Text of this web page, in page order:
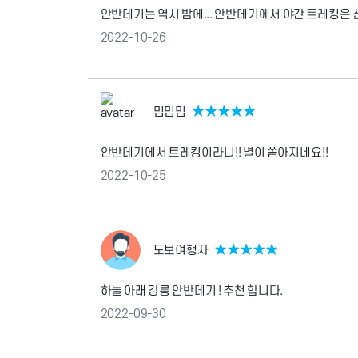
안반데기는 역시 밤에... 안반데기에서 야간 트레킹은
2022-10-26
밈밈밈 ★★★★★
안반데기에서 트레킹이라니!! 별이 쏟아지네요!!
2022-10-25
도보여행자 ★★★★★
하늘 아래 강릉 안반데기 ! 추천 합니다.
2022-09-30